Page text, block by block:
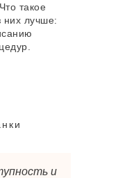
такое
них лучше:
и